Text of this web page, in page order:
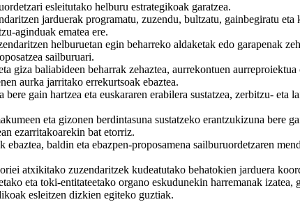
esleitutako helburu estrategikoak garatzea.
jarduerak programatu, zuzendu, bultzatu, gainbegiratu
aginduak ematea ere.
helburuetan egin beharreko aldaketak edo garapenak
sailburuari.
giza baliabideen beharrak zehaztea, aurrekontuen aurreproiektua
aurka jarritako errekurtsoak ebaztea.
gain hartzea eta euskararen erabilera sustatzea, zerbitzu-
eta gizonen berdintasuna sustatzeko erantzukizuna
ezarritakoarekin bat etorriz.
baldin eta ebazpen-proposamena sailburuordetzaren
atxikitako zuzendaritzek kudeatutako behatokien jarduera
eta toki-entitateetako organo eskudunekin harremanak izatea,
esleitzen dizkien egiteko guztiak.